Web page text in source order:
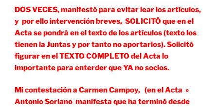
DOS VECES, manifestó para evitar lear los artículos,
y por ello intervención breves, SOLICITÓ que en el
Acta se pondrá en el texto de los artículos (texto los
tienen la Juntas y por tanto no aportarlos). Solicitó
figurar en el TEXTO COMPLETO del Acta lo
importante para enterder que YA no socios.
Mi contestación a Carmen Campoy, (en el Acta »
Antonio Soriano manifesta que ha terminó desde